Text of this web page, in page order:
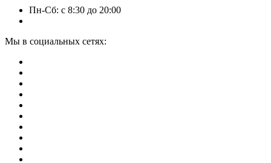
Пн-Сб: с 8:30 до 20:00
Мы в социальных сетях: